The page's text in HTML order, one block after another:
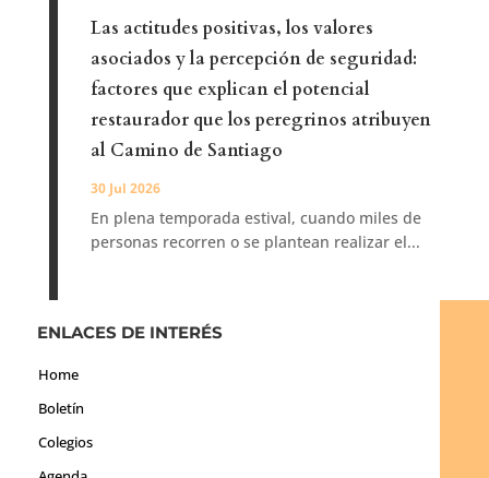
Las actitudes positivas, los valores
asociados y la percepción de seguridad:
factores que explican el potencial
restaurador que los peregrinos atribuyen
al Camino de Santiago
30 Jul 2026
En plena temporada estival, cuando miles de
personas recorren o se plantean realizar el...
ENLACES DE INTERÉS
Home
Boletín
Colegios